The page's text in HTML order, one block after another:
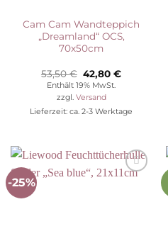
Cam Cam Wandteppich
„Dreamland“ OCS,
70x50cm
53,50€ Ursprünglicher
Preis
war:
53,50 €
42,80€Aktueller
Enthält 19% MwSt.
zzgl. Versand
Lieferzeit: ca. 2-3 Werktage
-25%